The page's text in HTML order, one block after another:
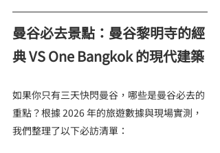
曼谷必去景點：曼谷黎明寺的經
典 VS One Bangkok 的現代建築
如果你只有三天快閃曼谷，哪些是曼谷必去的
重點？根據 2026 年的旅遊數據與現場實測，
我們整理了以下必訪清單：